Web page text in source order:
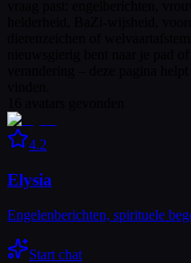
4.2
Elysia
Engelenberichten, spirituele
Start chat